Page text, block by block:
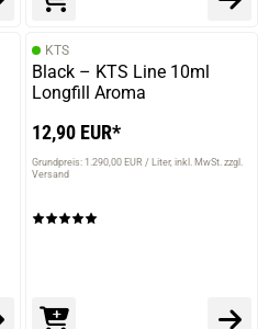
KTS
Black – KTS Line 10ml
Longfill Aroma
12,90 EUR*
Grundpreis: 1.290,00 EUR / Liter inkl. MwSt. zzgl.
Versand